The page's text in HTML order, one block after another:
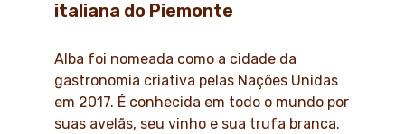
italiana do Piemonte
Alba foi nomeada como a cidade da
gastronomia criativa pelas Nações Unidas
em 2017. É conhecida em todo o mundo por
suas avelãs, seu vinho e sua trufa branca.